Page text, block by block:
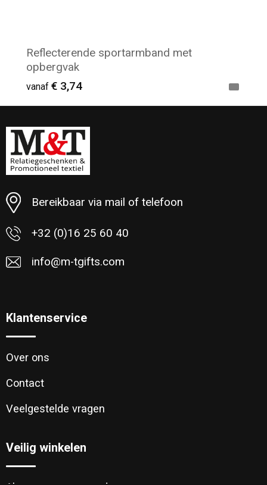
Reflecterende sportarmband met
opbergvak
vanaf € 3,74
Minimale afname: 19
Bereikbaar via mail of telefoon
+32 (0)16 25 60 40
info@m-tgifts.com
Klantenservice
Over ons
Contact
Veelgestelde vragen
Veilig winkelen